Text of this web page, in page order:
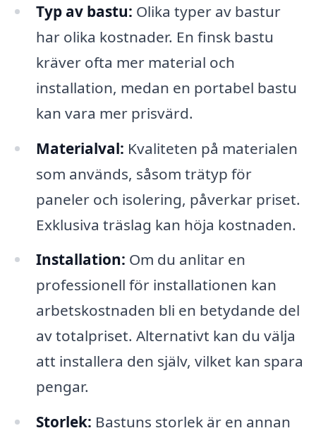
Typ av bastu: Olika typer av bastur
har olika kostnader. En finsk bastu
kräver ofta mer material och
installation, medan en portabel bastu
kan vara mer prisvärd.
Materialval: Kvaliteten på materialen
som används, såsom trätyp för
paneler och isolering, påverkar priset.
Exklusiva träslag kan höja kostnaden.
Installation: Om du anlitar en
professionell för installationen kan
arbetskostnaden bli en betydande del
av totalpriset. Alternativt kan du välja
att installera den själv, vilket kan spara
pengar.
Storlek: Bastuns storlek är en annan